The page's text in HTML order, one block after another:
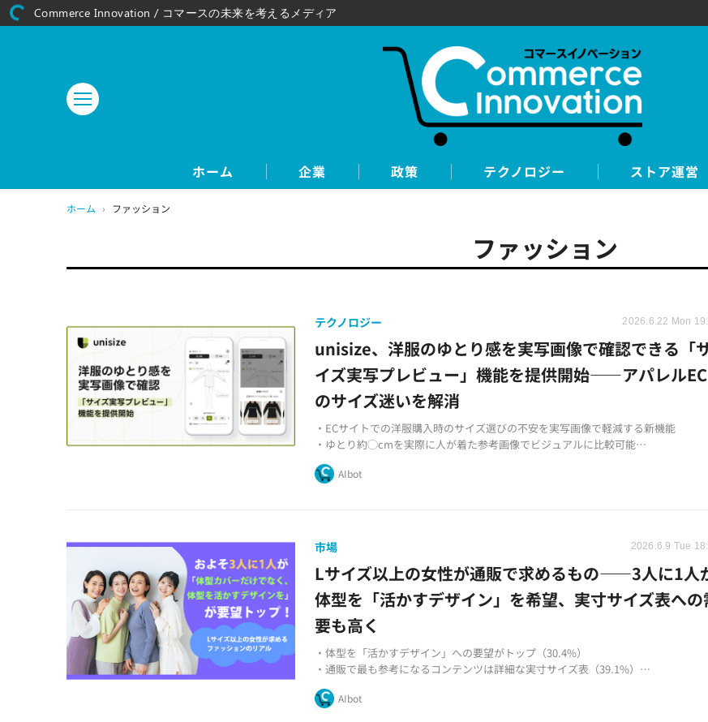
ホーム 企業 政策 テクノロジー ストア運営
ホーム › ファッション
ファッション
テクノロジー 2026.6.22 Mon
unisize、洋服のゆとり感を実写画像で確認できる「
イズ実写プレビュー」機能を提供開始——アパレルEC
のサイズ迷いを解消
・ECサイトでの洋服購入時のサイズ選びの不安を実写画像で軽減する新機能
・ゆとり約◯cmを実際に人が着た参考画像でビジュアルに比較可能
・レディースTシャツ・スカート・パンツ・ワンピース・アウターに対応、メンズに
も順次展開予定
AIbot
市場 2026.6.9 Tue
Lサイズ以上の女性が通販で求めるもの——3人に1人
体型を「活かすデザイン」を希望、実寸サイズ表への
要も高く
・体型を「活かすデザイン」への要望がトップ（30.4%）
・通販で最も参考になるコンテンツは詳細な実寸サイズ表（39.1%）
・「デザインの選択肢の少なさ」と「着用イメージのわかりにくさ」が不満のトップ
（各26.1%）
AIbot
Commerce Innovation / コマースの未来を考えるメディア